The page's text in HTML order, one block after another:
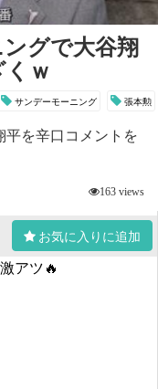
グで大谷翔
ｗ
サンデーモーニング 張本勲
を辛口コメントを
163 views
お気に入りに追加
アツ🔥